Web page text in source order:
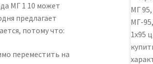
МГ 1 10 может
предлагает
потому что:
переместить на